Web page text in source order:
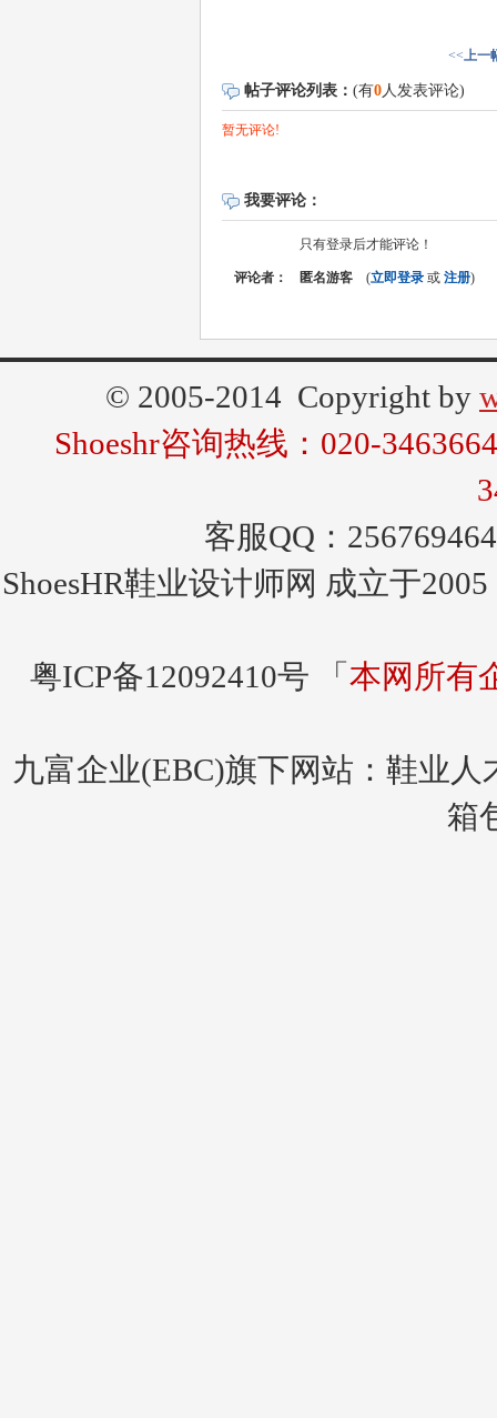
<<上一
帖子评论列表： (有0人发表评论)
暂无评论!
我要评论：
只有登录后才能评论！
评论者： 匿名游客 (立即登录 或 注册)
© 2005-2014 Copyright by
Shoeshr咨询热线：020-
客服QQ：
ShoesHR鞋业设计师网 成立于
粤ICP备12092410号 「 本网所有
九富企业(EBC)旗下网站： 鞋业人
箱